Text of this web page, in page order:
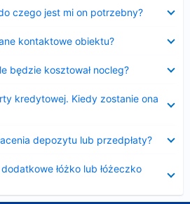
czego jest mi on potrzebny?
kontaktowe obiektu?
będzie kosztował nocleg?
kredytowej. Kiedy zostanie ona
depozytu lub przedpłaty?
łóżko lub łóżeczko